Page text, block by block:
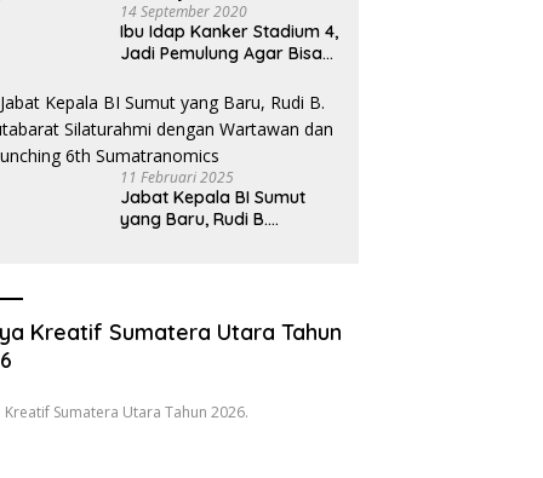
14 September 2020
Ibu Idap Kanker Stadium 4,
Jadi Pemulung Agar Bisa
Anak
11 Februari 2025
Jabat Kepala BI Sumut
yang Baru, Rudi B.
Kreatif Sumatera Utara Tahun
Kreatif Sumatera Utara Tahun 2026.